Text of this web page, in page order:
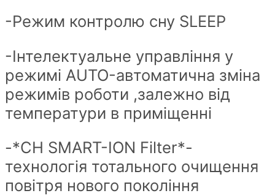
-Режим контролю сну SLEEP
-Інтелектуальне управління у
режимі AUTO-автоматична зміна
режимів роботи ,залежно від
температури в приміщенні
-*CH SMART-ION Filter*-
технологія тотального очищення
повітря нового покоління